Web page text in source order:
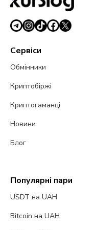
Сервіси
Обмінники
Криптобіржі
Криптогаманці
Новини
Блог
Популярні пари
USDT на UAH
Bitcoin на UAH